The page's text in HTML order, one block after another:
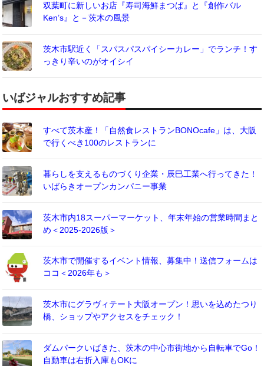
双葉町に新しいお店『寿司海鮮まつば』と『創作バル
Ken’s』と－茨木の風景
茨木市駅近く「スパスパスパイシーカレー」でランチ！す
っきり辛いのがオイシイ
いばジャルおすすめ記事
すべて茨木産！「自然食レストランBONOcafe」は、大阪
で行くべき100のレストランに
暮らしを支えるものづくり企業・辰巳工業へ行ってきた！
いばらきオープンカンパニー事業
茨木市内18スーパーマーケット、年末年始の営業時間まと
め＜2025-2026版＞
茨木市で開催するイベント情報、募集中！送信フォームは
ココ＜2026年も＞
茨木市にグラヴィテート大阪オープン！思いを込めたつり
橋、ショップやアクセスをチェック！
ダムパークいばきた、茨木の中心市街地から自転車でGo！
自動車は右折入庫もOKに